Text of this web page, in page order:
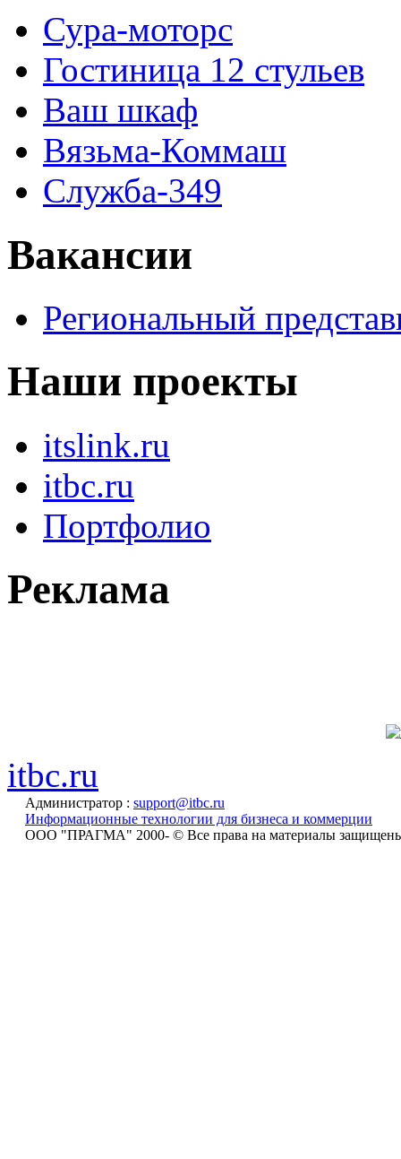
Сура-моторс
Гостиница 12 стульев
Ваш шкаф
Вязьма-Коммаш
Служба-349
Вакансии
Региональный
Наши проекты
itslink.ru
itbc.ru
Портфолио
Реклама
itbc.ru
Администратор : support@itbc.ru
Информационные технологии для бизнеса и коммерции
ООО "ПРАГМА" 2000- © Все права на материалы